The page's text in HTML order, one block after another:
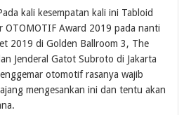
kali kesempatan kali ini Tabloid
OTOMOTIF Award 2019 pada nanti
2019 di Golden Ballroom 3, The
Jenderal Gatot Subroto di Jakarta
otomotif rasanya wajib
mengesankan ini dan tentu akan